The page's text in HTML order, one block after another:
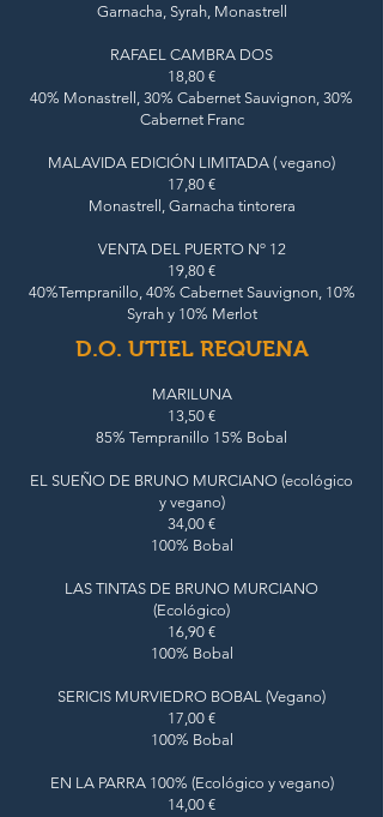
Garnacha, Syrah, Monastrell
RAFAEL CAMBRA DOS
18,80 €
40% Monastrell, 30% Cabernet Sauvignon, 30%
Cabernet Franc
MALAVIDA EDICIÓN LIMITADA ( vegano)
17,80 €
Monastrell, Garnacha tintorera
VENTA DEL PUERTO Nº 12
19,80 €
40%Tempranillo, 40% Cabernet Sauvignon, 10%
Syrah y 10% Merlot
D.O. UTIEL REQUENA
MARILUNA
13,50 €
85% Tempranillo 15% Bobal
EL SUEÑO DE BRUNO MURCIANO (ecológico
y vegano)
34,00 €
100% Bobal
LAS TINTAS DE BRUNO MURCIANO
(Ecológico)
16,90 €
100% Bobal
SERICIS MURVIEDRO BOBAL (Vegano)
17,00 €
100% Bobal
EN LA PARRA 100% (Ecológico y vegano)
14,00 €